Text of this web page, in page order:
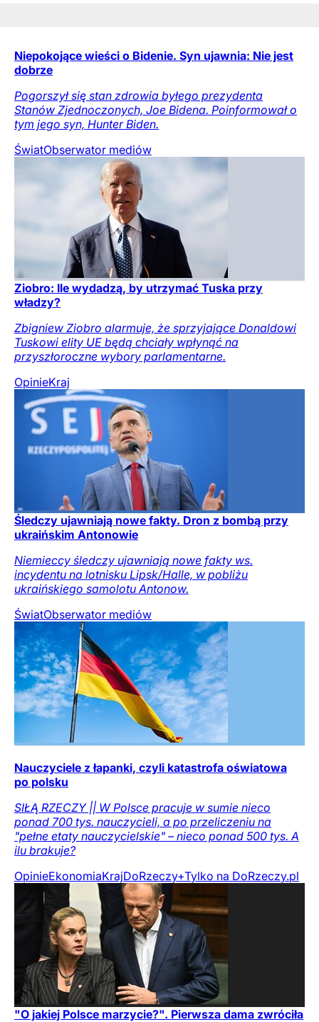
Niepokojące wieści o Bidenie. Syn ujawnia: Nie jest
dobrze
Pogorszył się stan zdrowia byłego prezydenta
Stanów Zjednoczonych, Joe Bidena. Poinformował o
tym jego syn, Hunter Biden.
ŚwiatObserwator mediów
Ziobro: Ile wydadzą, by utrzymać Tuska przy
władzy?
Zbigniew Ziobro alarmuje, że sprzyjające Donaldowi
Tuskowi elity UE będą chciały wpłynąć na
przyszłoroczne wybory parlamentarne.
OpinieKraj
Śledczy ujawniają nowe fakty. Dron z bombą przy
ukraińskim Antonowie
Niemieccy śledczy ujawniają nowe fakty ws.
incydentu na lotnisku Lipsk/Halle, w pobliżu
ukraińskiego samolotu Antonow.
ŚwiatObserwator mediów
Nauczyciele z łapanki, czyli katastrofa oświatowa
po polsku
SIŁĄ RZECZY || W Polsce pracuje w sumie nieco
ponad 700 tys. nauczycieli, a po przeliczeniu na
"pełne etaty nauczycielskie" – nieco ponad 500 tys. A
ilu brakuje?
OpinieEkonomiaKrajDoRzeczy+Tylko na DoRzeczy.pl
"O jakiej Polsce marzycie?". Pierwsza dama zwróciła